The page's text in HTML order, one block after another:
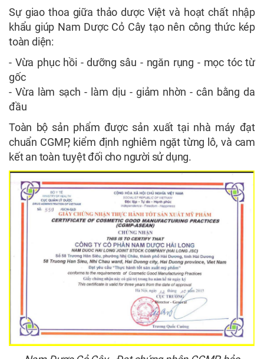
Sự giao thoa giữa thảo dược Việt và hoạt chất nhập
khẩu giúp Nam Dược Cỏ Cây tạo nên công thức kép
toàn diện:
- Vừa phục hồi - dưỡng sâu - ngăn rụng - mọc tóc từ
gốc
- Vừa làm sạch - làm dịu - giảm nhờn - cân bằng da
đầu
Toàn bộ sản phẩm được sản xuất tại nhà máy đạt
chuẩn CGMP, kiểm định nghiêm ngặt từng lô, và cam
kết an toàn tuyệt đối cho người sử dụng.